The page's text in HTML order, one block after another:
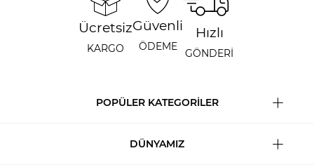
Ücretsiz
KARGO
Güvenli
ÖDEME
Hızlı
GÖNDERİ
POPÜLER KATEGORİLER
DÜNYAMIZ